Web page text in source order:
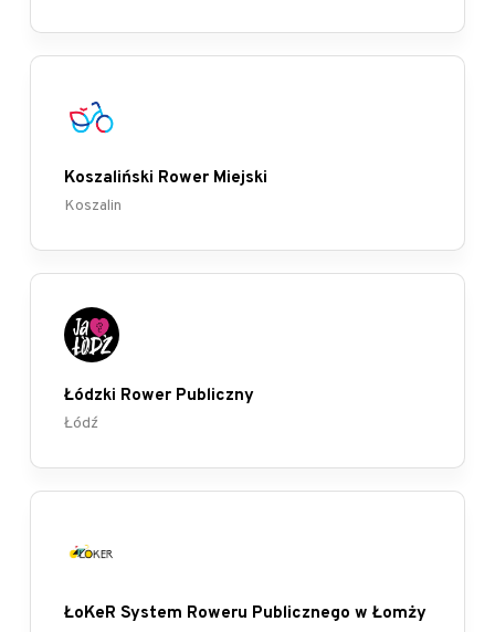
Koszaliński Rower Miejski
Koszalin
Łódzki Rower Publiczny
Łódź
ŁoKeR System Roweru Publicznego w Łomży